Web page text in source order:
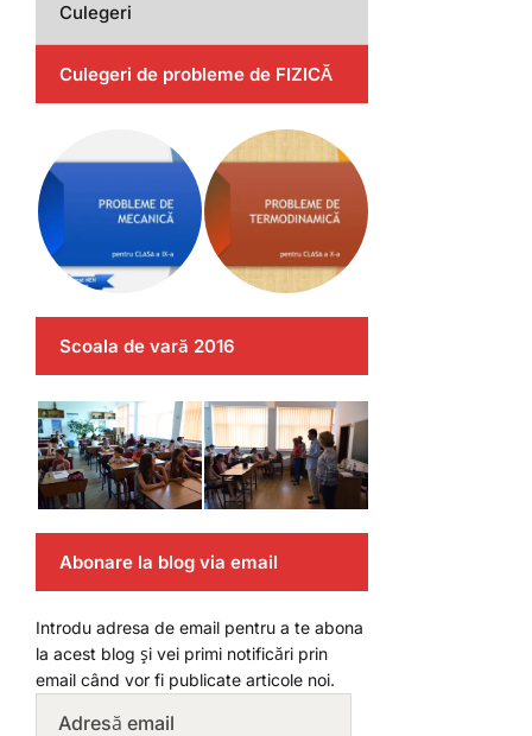
Culegeri
Culegeri de probleme de FIZICĂ
Scoala de vară 2016
Abonare la blog via email
Introdu adresa de email pentru a te abona
la acest blog și vei primi notificări prin
email când vor fi publicate articole noi.